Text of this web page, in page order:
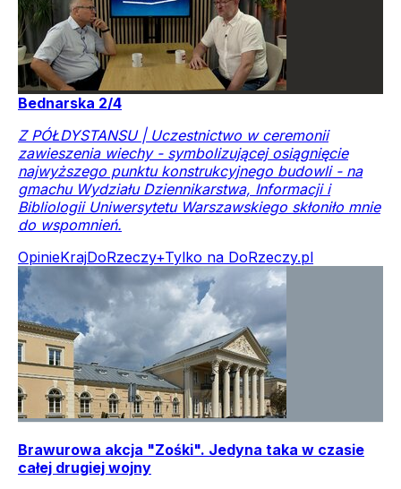
Bednarska 2/4
Z PÓŁDYSTANSU | Uczestnictwo w ceremonii
zawieszenia wiechy - symbolizującej osiągnięcie
najwyższego punktu konstrukcyjnego budowli - na
gmachu Wydziału Dziennikarstwa, Informacji i
Bibliologii Uniwersytetu Warszawskiego skłoniło mnie
do wspomnień.
OpinieKrajDoRzeczy+Tylko na DoRzeczy.pl
Brawurowa akcja "Zośki". Jedyna taka w czasie
całej drugiej wojny